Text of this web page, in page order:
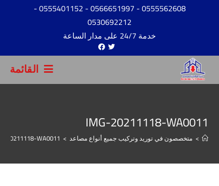
0555562608
- 0566651997
- 0555401152
-
0530692212
خدمة 24/7 على مدار الساعة
القائمة
IMG-20211118-WA0011
> متخصصون في توريد وتركيب جميع أنواع مصاعد >
20211118-WA0011